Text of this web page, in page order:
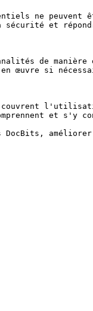
ne peuvent
et
de manière
œuvre si
et s'y
DocBits,